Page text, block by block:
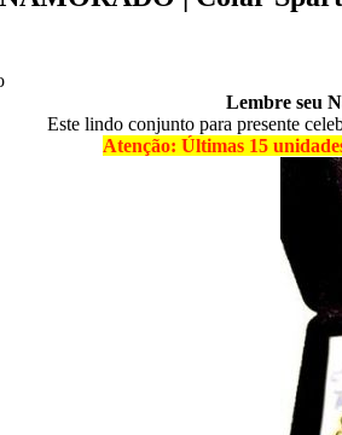
Lembre seu
Este lindo conjunto para presente
Atenção: Últimas 15